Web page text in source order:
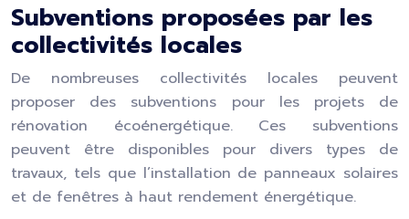
Subventions proposées par les
collectivités locales
De nombreuses collectivités locales peuvent
proposer des subventions pour les projets de
rénovation écoénergétique. Ces subventions
peuvent être disponibles pour divers types de
travaux, tels que l’installation de panneaux solaires
et de fenêtres à haut rendement énergétique.